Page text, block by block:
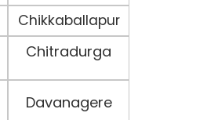
Chikkaballapur
Chitradurga
Davanagere